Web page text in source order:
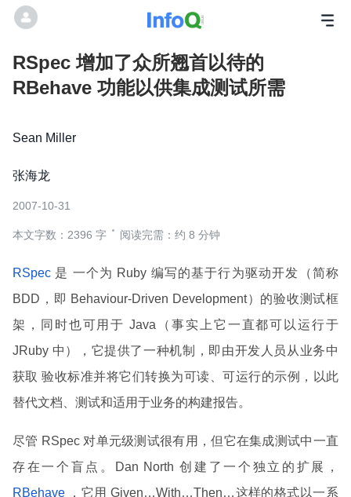
RSpec 增加了众所翘首以待的
RBehave 功能以供集成测试所需
Sean Miller
张海龙
2007-10-31
本文字数：2396 字 阅读完需：约 8 分钟
RSpec 是 一个为 Ruby 编写的基于行为驱动开发（简称
BDD，即 Behaviour-Driven Development）的验收测试框
架，同时也可用于 Java（事实上它一直都可以运行于
JRuby 中），它提供了一种机制，即由开发人员从业务中
获取 验收标准并将它们转换为可读、可运行的示例，以此
替代文档、测试和适用于业务的构建报告。
尽管 RSpec 对单元级测试很有用，但它在集成测试中一直
存在一个盲点。Dan North 创建了一个独立的扩展，
RBehave
，它用 Given…With…Then…这样的格式以一系